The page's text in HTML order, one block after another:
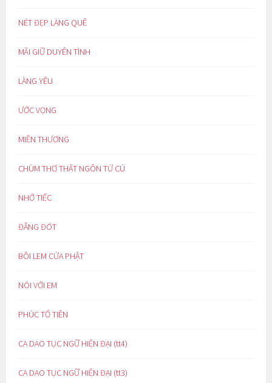
NÉT ĐẸP LÀNG QUÊ
MÃI GIỮ DUYÊN TÌNH
LÀNG YÊU
ƯỚC VỌNG
MIỀN THƯƠNG
CHÙM THƠ THẤT NGÔN TỨ CÚ
NHỚ TIẾC
ĐẮNG ĐÓT
BÔI LEM CỬA PHẬT
NÓI VỚI EM
PHÚC TỔ TIÊN
CA DAO TỤC NGỮ HIỆN ĐẠI (tt4)
CA DAO TỤC NGỮ HIỆN ĐẠI (tt3)